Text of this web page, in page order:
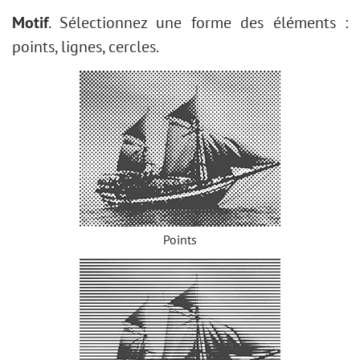
Sélection de rouges à lèvres
Retouche d'une vieille photo
Motif. Sélectionnez une forme des éléments :
points, lignes, cercles.
Points